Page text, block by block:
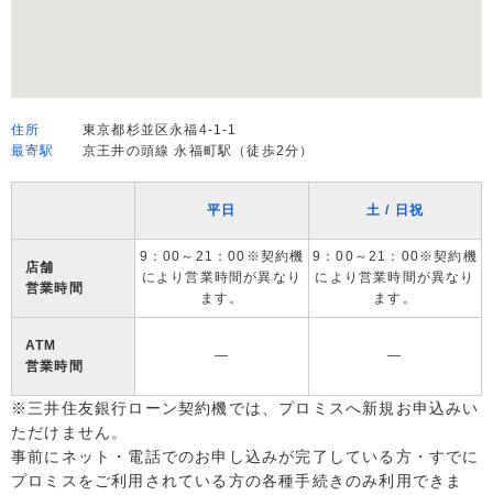
住所
東京都杉並区永福4-1-1
最寄駅
京王井の頭線 永福町駅（徒歩2分）
平日 土 / 日祝
店舗
営業時間
9：00～21：00※契約機
により営業時間が異なり
ます。
9：00～21：00※契約機
により営業時間が異なり
ます。
ATM
営業時間
― ―
※三井住友銀行ローン契約機では、プロミスへ新規お申込みい
ただけません。
事前にネット・電話でのお申し込みが完了している方・すでに
プロミスをご利用されている方の各種手続きのみ利用できま